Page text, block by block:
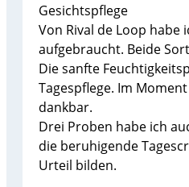
Gesichtspflege
Von Rival de Loop habe
aufgebraucht. Beide
Die sanfte
Tagespflege. Im
dankbar.
Drei Proben habe ich
die beruhigende
Urteil bilden.